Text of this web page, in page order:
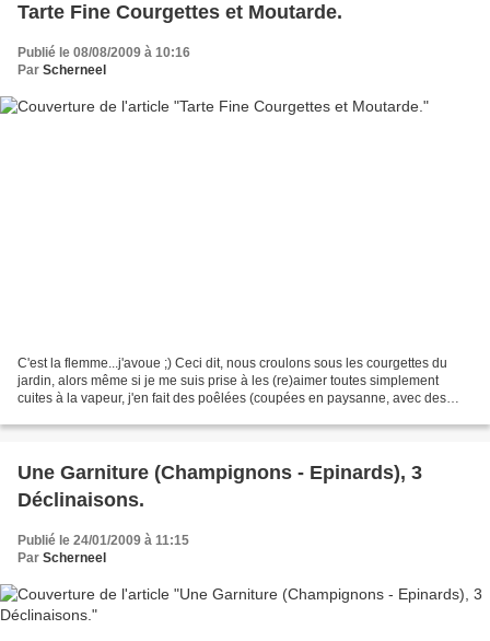
Tarte Fine Courgettes et Moutarde.
Publié le 08/08/2009 à 10:16
Par Scherneel
C'est la flemme...j'avoue ;) Ceci dit, nous croulons sous les courgettes du
jardin, alors même si je me suis prise à les (re)aimer toutes simplement
cuites à la vapeur, j'en fait des poêlées (coupées en paysanne, avec des
Une Garniture (Champignons - Epinards), 3
Déclinaisons.
Publié le 24/01/2009 à 11:15
Par Scherneel